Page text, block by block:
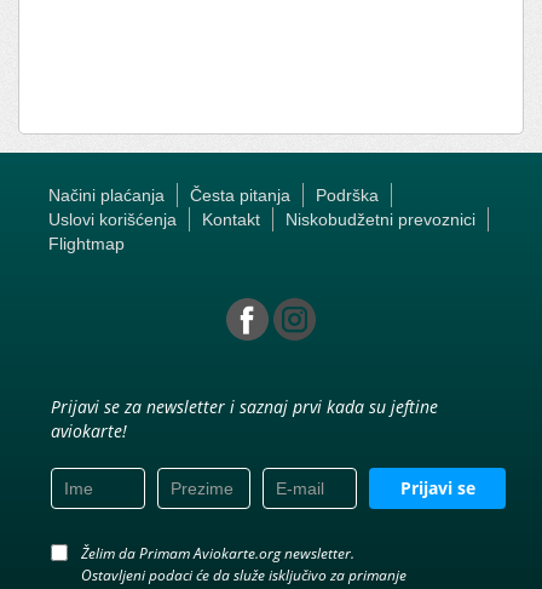
Načini plaćanja Česta pitanja
Podrška
Uslovi korišćenja
Kontakt
Niskobudžetni prevoznici
Flightmap
Prijavi se za newsletter i saznaj prvi kada su jeftine
aviokarte!
Prijavi se
Želim da Primam Aviokarte.org newsletter.
Ostavljeni podaci će da služe isključivo za primanje